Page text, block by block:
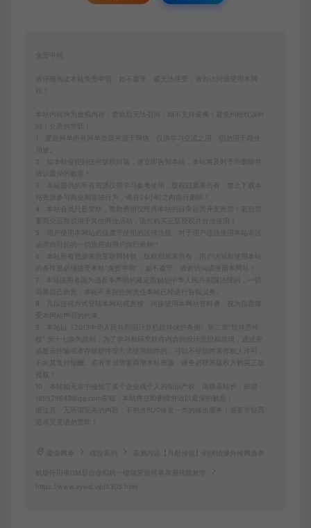
免责申明
请仔细阅读本站免责申明，如不遵守，或无法接受，请勿访问或使用本网
本站内容均为虚拟内容，赞助后无法召回，顾不支持退换！避免纠纷耽误时
间！介意勿赞助！
1、爱游网单所有网单资源来源于网络，仅供学习交流之用。切勿用于商业
2、如本帖侵犯到任何版权问题，请立即告知本站，本站将及时予与删除并
致以最深的歉意！
3、本站提供的所有资源仅供学习参考使用，版权归原著所有，禁止下载本
站资源参与商业和非法行为，请在24小时之内自行删除！
4、本站会员只是赞助，赞助费用仅维持本站的日常运营开支所需！若您需
要商业运营或用于其他商业活动，请您购买正版授权并合法使用！
5、用户使用本网站必须遵守使用的法律法规，对于用户违法使用本站非法
6、本站所有资源来自互联网转载，版权归原著所有，用户访问和使用本站
的条件是必须接受本站“免责申明”，如不遵守，请勿访问或使用本网站！
7、本站使用者因为违反本声明的规定而触犯中华人民共和国法律的，一切
后果自己负责，本站不承担任何责任本站已经进行告知义务。
8、凡以任何方式登陆本网站或直接、间接使用本网站资料者，视为自愿接
受本网站声明的约束。
9、本站以《2013中华人民共和国计算机软件保护条例》第二章"软件菩作
权” 第十七条为原则：为了学习和研究软件内含的设计思想和原理，通过安
装显示传输或者存储软件等方式使用软件的，可以不经软件著作权人许可，
不向其支付报酬。若有学员需要商用本站资源，请务必联系版权方购买正版
10、本站如无意中侵犯了某个企业或个人的知识产权，请联系站长，邮箱：
185529643@qq.com告知，本站将立即删除并致以最深的歉意！
请注意：无所谓完美的内容，不包含BUG修复一类的修改服务！若要求较高
追求完美请勿赞助！
爱游网单 端游系列 亲测内容【月影传说】剑侠情缘外传网游单
机版怀旧带GM后台虚拟机一键端爱游网单亲测视频教学
https://www.aywd.vip/5305.html